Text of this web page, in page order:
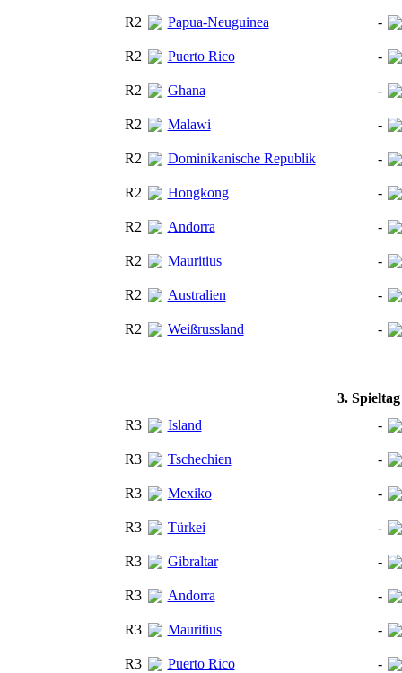
R2 Papua-Neuguinea -
R2 Puerto Rico -
R2 Ghana -
R2 Malawi -
R2 Dominikanische Republik -
R2 Hongkong -
R2 Andorra -
R2 Mauritius -
R2 Australien -
R2 Weißrussland -
3.
R3
Island -
R3 Tschechien -
R3 Mexiko -
R3 Türkei -
R3 Gibraltar -
R3 Andorra -
R3 Mauritius -
R3 Puerto Rico -